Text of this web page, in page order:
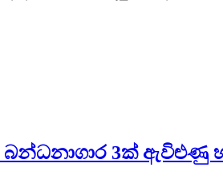
බන්ධනාගාර 3ක් ඇවිළුණු